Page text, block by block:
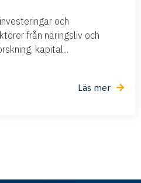
och
från näringsliv och
kapital...
Läs mer